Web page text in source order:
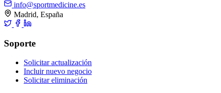
info@sportmedicine.es
Madrid, España
Soporte
Solicitar actualización
Incluir nuevo negocio
Solicitar eliminación